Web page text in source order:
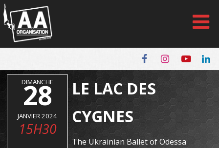
Panneau de gestion des cookies
DIMANCHE
28
JANVIER 2024
15H30
LE LAC DES
CYGNES
The Ukrainian Ballet of Odessa